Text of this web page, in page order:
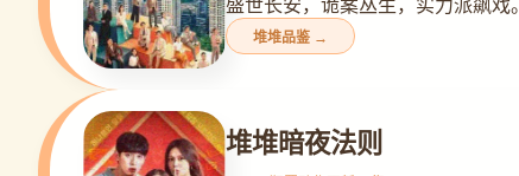
堆堆品鉴 →
堆堆暗夜法则